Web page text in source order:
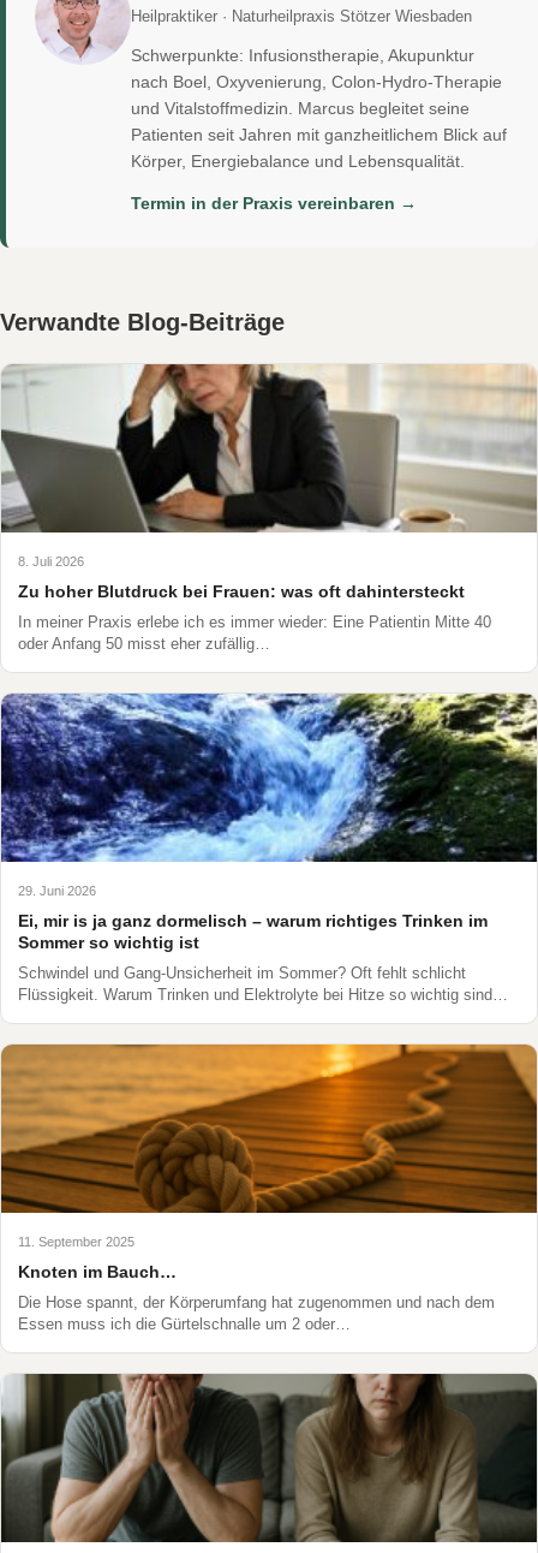
Heilpraktiker · Naturheilpraxis Stötzer Wiesbaden
Schwerpunkte: Infusionstherapie, Akupunktur
nach Boel, Oxyvenierung, Colon-Hydro-Therapie
und Vitalstoffmedizin. Marcus begleitet seine
Patienten seit Jahren mit ganzheitlichem Blick auf
Körper, Energiebalance und Lebensqualität.
Termin in der Praxis vereinbaren →
Verwandte Blog-Beiträge
8. Juli 2026
Zu hoher Blutdruck bei Frauen: was oft dahintersteckt
In meiner Praxis erlebe ich es immer wieder: Eine Patientin Mitte 40
oder Anfang 50 misst eher zufällig…
29. Juni 2026
Ei, mir is ja ganz dormelisch – warum richtiges Trinken im
Sommer so wichtig ist
Schwindel und Gang-Unsicherheit im Sommer? Oft fehlt schlicht
Flüssigkeit. Warum Trinken und Elektrolyte bei Hitze so wichtig sind…
11. September 2025
Knoten im Bauch…
Die Hose spannt, der Körperumfang hat zugenommen und nach dem
Essen muss ich die Gürtelschnalle um 2 oder…